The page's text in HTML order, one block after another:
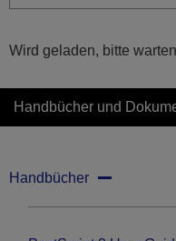
Wird geladen, bitte
Handbücher und
Handbücher